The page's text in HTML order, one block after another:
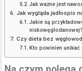
Jak ważne jest
Jak wygląda jadłospis
Jakie są
niskowęglodanowej?
Czy dieta bez
Kto powinien